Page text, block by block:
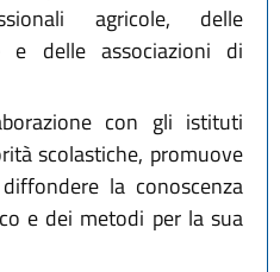
agricole, delle
e delle associazioni di
con gli istituti
scolastiche, promuove
la conoscenza
e dei metodi per la sua